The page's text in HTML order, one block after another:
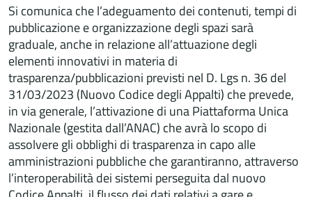
Si comunica che l’adeguamento dei contenuti, tempi di
pubblicazione e organizzazione degli spazi sarà
graduale, anche in relazione all’attuazione degli
elementi innovativi in materia di
trasparenza/pubblicazioni previsti nel D. Lgs n. 36 del
31/03/2023 (Nuovo Codice degli Appalti) che prevede,
in via generale, l’attivazione di una Piattaforma Unica
Nazionale (gestita dall’ANAC) che avrà lo scopo di
assolvere gli obblighi di trasparenza in capo alle
amministrazioni pubbliche che garantiranno, attraverso
l’interoperabilità dei sistemi perseguita dal nuovo